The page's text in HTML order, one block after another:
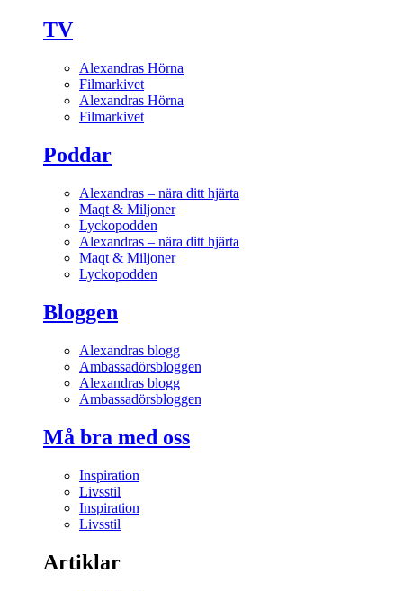
TV
Alexandras Hörna
Filmarkivet
Alexandras Hörna
Filmarkivet
Poddar
Alexandras – nära ditt hjärta
Maqt & Miljoner
Lyckopodden
Alexandras – nära ditt hjärta
Maqt & Miljoner
Lyckopodden
Bloggen
Alexandras blogg
Ambassadörsbloggen
Alexandras blogg
Ambassadörsbloggen
Må bra med oss
Inspiration
Livsstil
Inspiration
Livsstil
Artiklar